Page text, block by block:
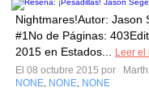
Nightmares!Autor: Jason
#1No de Páginas:
2015 en Estados...
Leer el
El 08 octubre 2015 por
NONE NONE NONE